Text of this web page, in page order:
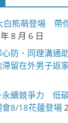
白熊萌登場 帶
8 月 6 日
心防、同理溝
留在外男子返
永續競爭力 低
會8/18花蓮登場